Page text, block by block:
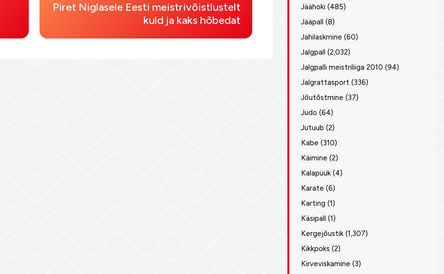
Piret Niglasele Eesti meistrivõistlustelt
kuld ja kaks hõbedat
Jäähoki (485)
Jääpall (8)
Jahilaskmine (60)
Jalgpall (2,032)
Jalgpalli meistriliiga 2010 (94)
Jalgrattasport (336)
Jõutõstmine (37)
Judo (64)
Jutuub (2)
Kabe (310)
Käimine (2)
Kalapüük (4)
Karate (6)
Karting (1)
Käsipall (1)
Kergejõustik (1,307)
Kikkpoks (2)
Kirveviskamine (3)